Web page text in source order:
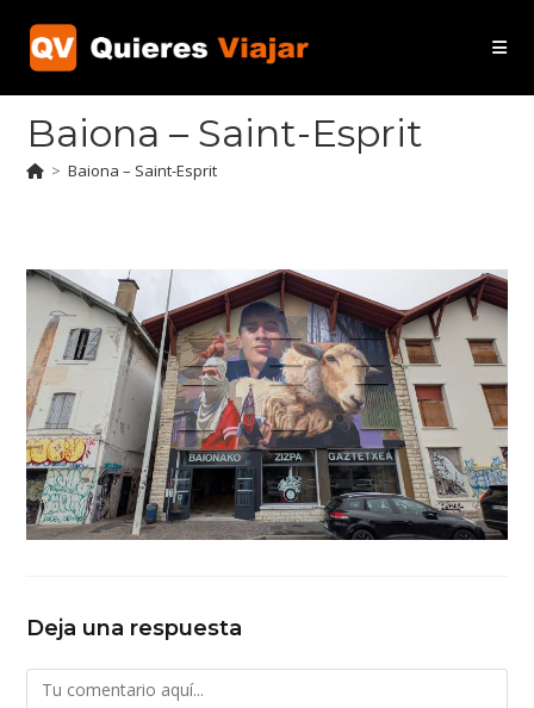
contenido
Baiona – Saint-Esprit
> Baiona – Saint-Esprit
Deja una respuesta
Comentario